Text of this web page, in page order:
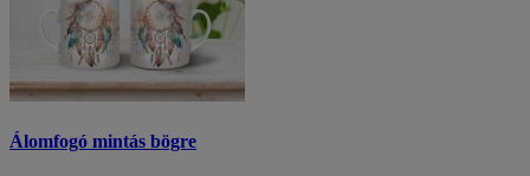
Álomfogó mintás bögre